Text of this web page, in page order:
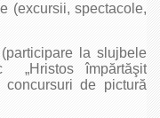
(excursii, spectacole,
la slujbele
„Hristos împărtăşit
concursuri de pictură